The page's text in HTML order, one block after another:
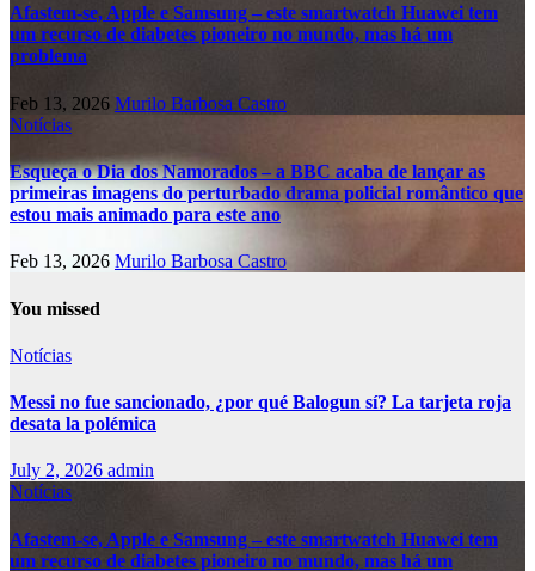
Afastem-se, Apple e Samsung – este smartwatch Huawei tem
um recurso de diabetes pioneiro no mundo, mas há um
problema
Feb 13, 2026 Murilo Barbosa Castro
Notícias
Esqueça o Dia dos Namorados – a BBC acaba de lançar as
primeiras imagens do perturbado drama policial romântico que
estou mais animado para este ano
Feb 13, 2026 Murilo Barbosa Castro
You missed
Notícias
Messi no fue sancionado, ¿por qué Balogun sí? La tarjeta roja
desata la polémica
July 2, 2026 admin
Notícias
Afastem-se, Apple e Samsung – este smartwatch Huawei tem
um recurso de diabetes pioneiro no mundo, mas há um